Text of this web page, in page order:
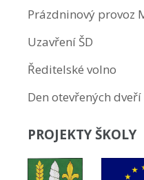
Prázdninový provoz
Uzavření ŠD
Ředitelské volno
Den otevřených dveří
PROJEKTY ŠKOLY